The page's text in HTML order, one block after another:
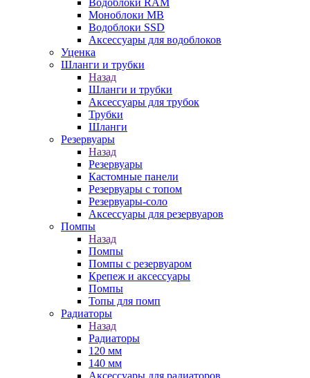
Водоблоки RAM
Моноблоки MB
Водоблоки SSD
Аксессуары для водоблоков
Уценка
Шланги и трубки
Назад
Шланги и трубки
Аксессуары для трубок
Трубки
Шланги
Резервуары
Назад
Резервуары
Кастомные панели
Резервуары с топом
Резервуары-соло
Аксессуары для резервуаров
Помпы
Назад
Помпы
Помпы с резервуаром
Крепеж и аксессуары
Помпы
Топы для помп
Радиаторы
Назад
Радиаторы
120 мм
140 мм
Аксессуары для радиаторов